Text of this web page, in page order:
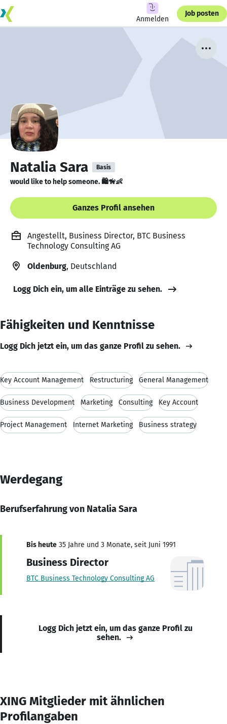
Anmelden
Job posten
Natalia Sara Basis
would like to help someone. 🛍🦮👶
Ganzes Profil ansehen
Angestellt, Business Director, BTC Business
Technology Consulting AG
Oldenburg, Deutschland
Logg Dich ein, um alle Einträge zu sehen.
Fähigkeiten und Kenntnisse
Logg Dich jetzt ein, um das ganze Profil zu sehen.
Key Account Management Restructuring General Management
Business Development Marketing Consulting Key Account
Project Management Internet Marketing Business strategy
Werdegang
Berufserfahrung von Natalia Sara
Bis heute 35 Jahre und 3 Monate, seit Juni 1991
Business Director
BTC Business Technology Consulting AG
Logg Dich jetzt ein, um das ganze Profil zu
sehen.
XING Mitglieder mit ähnlichen
Profilangaben